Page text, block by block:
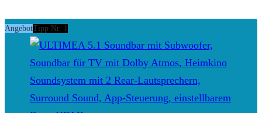
AngebotTipp Nr. 1